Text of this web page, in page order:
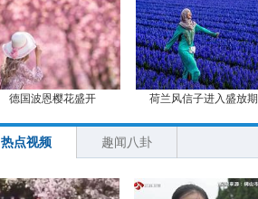
德国波恩樱花盛开 荷兰风信子进入盛放期
热点视频 趣闻八卦